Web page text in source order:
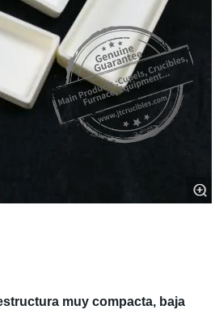
muy compacta, baja